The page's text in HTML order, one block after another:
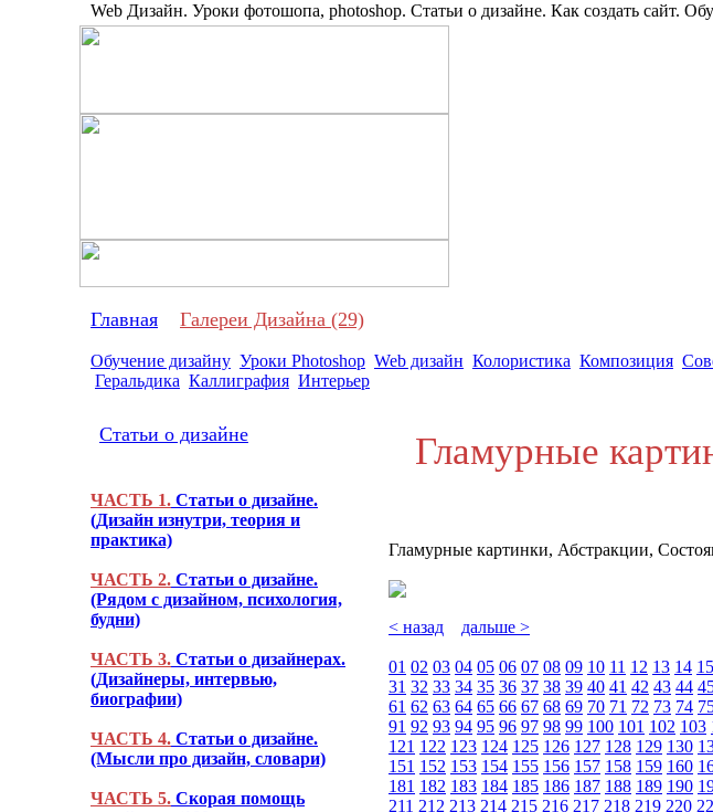
Web Дизайн. Уроки фотошопа, photoshop. Статьи о дизайне. Как создать сайт.
Главная Галереи Дизайна (29)
Обучение дизайну Уроки Photoshop Web дизайн Колористика Композиция
Геральдика Каллиграфия Интерьер
Статьи о дизайне
ЧАСТЬ 1. Статьи о дизайне.
(Дизайн изнутри, теория и
практика)
ЧАСТЬ 2. Статьи о дизайне.
(Рядом с дизайном, психология,
будни)
ЧАСТЬ 3. Статьи о дизайнерах.
(Дизайнеры, интервью,
биографии)
ЧАСТЬ 4. Статьи о дизайне.
(Мысли про дизайн, словари)
ЧАСТЬ 5. Скорая помощь
Гламурные
Гламурные картинки, Абстракции,
< назад дальше >
01 02 03 04 05 06 07 08 09 10 11 12 13 14 15
31 32 33 34 35 36 37 38 39 40 41 42 43 44
61 62 63 64 65 66 67 68 69 70 71 72 73 74
91 92 93 94 95 96 97 98 99 100 101 102 103
121 122 123 124 125 126 127 128 129 130
151 152 153 154 155 156 157 158 159 160
181 182 183 184 185 186 187 188 189 190
211 212 213 214 215 216 217 218 219 220